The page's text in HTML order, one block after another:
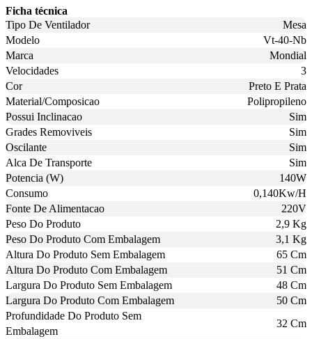
Ficha técnica
Tipo De Ventilador
Mesa
Modelo
Vt-40-Nb
Marca
Mondial
Velocidades
3
Cor
Preto E Prata
Material/Composicao
Polipropileno
Possui Inclinacao
Sim
Grades Removiveis
Sim
Oscilante
Sim
Alca De Transporte
Sim
Potencia (W)
140W
Consumo
0,140Kw/H
Fonte De Alimentacao
220V
Peso Do Produto
2,9 Kg
Peso Do Produto Com Embalagem
3,1 Kg
Altura Do Produto Sem Embalagem
65 Cm
Altura Do Produto Com Embalagem
51 Cm
Largura Do Produto Sem Embalagem
48 Cm
Largura Do Produto Com Embalagem
50 Cm
Profundidade Do Produto Sem
Embalagem
32 Cm